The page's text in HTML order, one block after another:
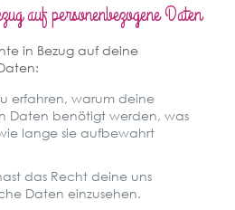
auf personenbezogene Daten
in Bezug auf deine
erfahren, warum deine
Daten benötigt werden, was
lange sie aufbewahrt
das Recht deine uns
Daten einzusehen.